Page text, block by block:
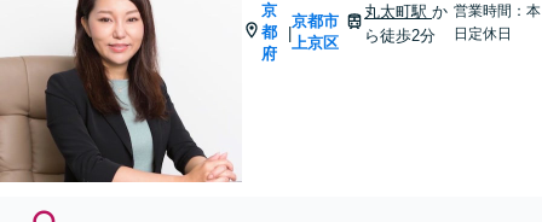
京
都
府
|
京都市
上京区
丸太町駅か
ら徒歩2分
営業時間：本
日定休日